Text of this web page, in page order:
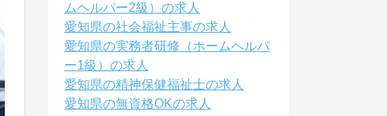
ムヘルパー2級）の求人
愛知県の社会福祉主事の求人
愛知県の実務者研修（ホームヘルパ
ー1級）の求人
愛知県の精神保健福祉士の求人
愛知県の無資格OKの求人